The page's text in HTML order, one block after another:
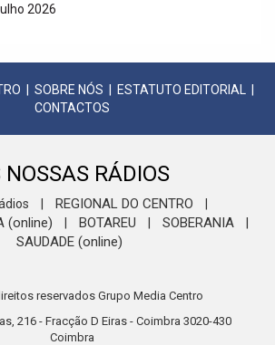
2026
SOBRE NÓS ESTATUTO EDITORIAL
CONTACTOS
NOSSAS RÁDIOS
REGIONAL DO CENTRO
(online) BOTAREU SOBERANIA
SAUDADE (online)
reservados Grupo Media Centro
216 - Fracção D Eiras - Coimbra 3020-430
Coimbra